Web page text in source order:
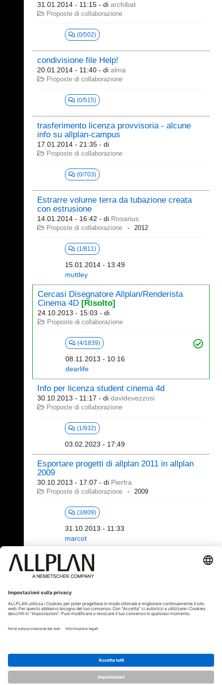
31.01.2014 - 11:15 - di archibat
Proposte di collaborazione
(0/502)
condivisione file Help!
20.01.2014 - 11:40 - di alma
Proposte di collaborazione
(0/515)
trasferimento licenza provvisoria - alcune
info su allplan-campus
17.01.2014 - 21:35 - di
Proposte di collaborazione
(0/703)
Estrarre volume terra da tubazione creata
con estrusione
14.01.2014 - 16:42 - di Rosarius
Proposte di collaborazione 2012
(1/811)
15.01.2014 - 13:49
muttley
Cercasi Disegnatore Allplan/Renderista
Cinema 4D [Risolto]
24.10.2013 - 15:03 - di
Proposte di collaborazione
(4/1839)
08.11.2013 - 10:16
dearlife
Info per licenza student cinema 4d
30.10.2013 - 11:17 - di davidevezzosi
Proposte di collaborazione
(1/932)
03.02.2023 - 17:49
Esportare progetti di allplan 2011 in allplan
2009
30.10.2013 - 17:07 - di Pierfra
Proposte di collaborazione 2009
(3/809)
31.10.2013 - 11:33
marcot
21 - 40 (46)
ALLPLAN è una società del
Nemetschek